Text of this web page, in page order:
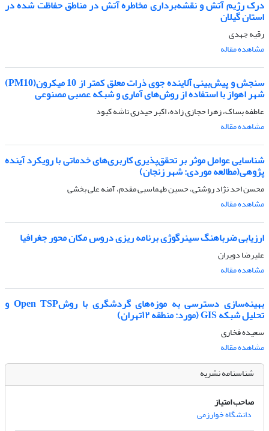
درک رژیم آتش و نقشه‌برداری مخاطره آتش در مناطق حفاظت شده در
استان گیلان
رقیه جهدی
مشاهده مقاله
سنجش و پیش‌بینی آلاینده جوی ذرات معلق کمتر از 10 میکرون(PM10)
شهر اهواز با استفاده از روش‌های آماری و شبکه عصبی مصنوعی
عاطفه بساک، زهرا حجازی زاده، اکبر حیدری تاشه کبود
مشاهده مقاله
شناسایی عوامل موثر بر تحقق‌پذیری کاربری‌های خدماتی با رویکرد آینده
پژوهی(مطالعه موردی: شهر زنجان)
محسن احد نژاد روشتی، حسین طهماسبی مقدم، آمنه علی بخشی
مشاهده مقاله
ارزیابی ضرباهنگ سینرگوژی برنامه ریزی دروس مکان محور جغرافیا
علیرضا دویران
مشاهده مقاله
بهینه‌سازی دسترسی به موزه‌های گردشگری با روشOpen TSP و
تحلیل شبکه GIS (مورد: منطقه ۱۲تهران)
سعیده فخاری
مشاهده مقاله
شناسنامه نشریه
صاحب امتیاز
دانشگاه خوارزمی